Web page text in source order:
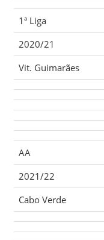
1ª Liga
2020/21
Vit. Guimarães
AA
2021/22
Cabo Verde